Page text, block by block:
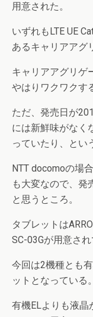
用意された。
いずれもLTE UE
あるキャリアアグ
キャリアアグリゲ
やはりワクワクす
ただ、発売日が
には新鮮味がなく
っていたり、とい
NTT docomoの場
も大変なので、発
と思うところ。
タブレットは
SC-03Gが用意され
今回は2機種とも
ットとなっている。
有機ELよりも液